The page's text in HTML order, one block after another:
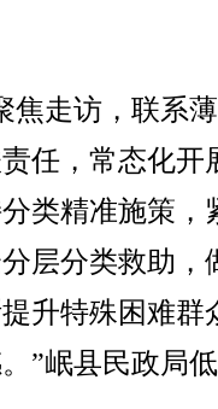
走访，联系
任，常态化开
类精准施策，
层分类救助，
升特殊困难群
”岷县民政局